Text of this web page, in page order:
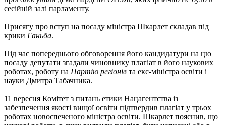
сесійній залі парламенту.
Присягу про вступ на посаду міністра Шкарлет складав під
крики Ганьба.
Під час попереднього обговорення його кандидатури на цю
посаду депутати згадали чиновнику плагіат в його наукових
роботах, роботу на Партію регіонів та екс-міністра освіти і
науки Дмитра Табачника.
11 вересня Комітет з питань етики Нацагентства із
забезпечення якості вищої освіти підтвердив плагіат у трьох
роботах новоспеченого міністра освіти. Шкарлет пояснив, що